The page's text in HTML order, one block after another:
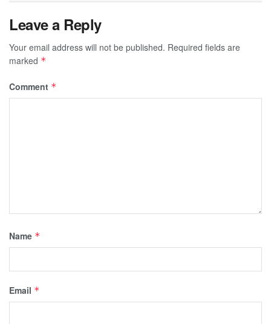
Leave a Reply
Your email address will not be published. Required fields are
marked *
Comment *
Name *
Email *